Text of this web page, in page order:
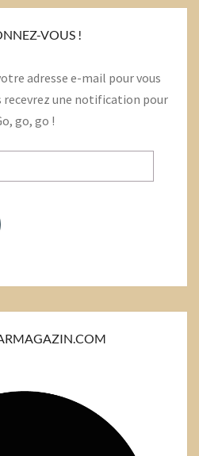
VOUS !
adresse e-mail pour vous
recevrez une notification pour
go, go !